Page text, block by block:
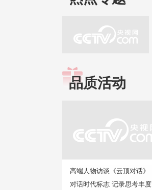
品质活动
高端人物访谈《云顶对话》
对话时代标志 记录思考丰度